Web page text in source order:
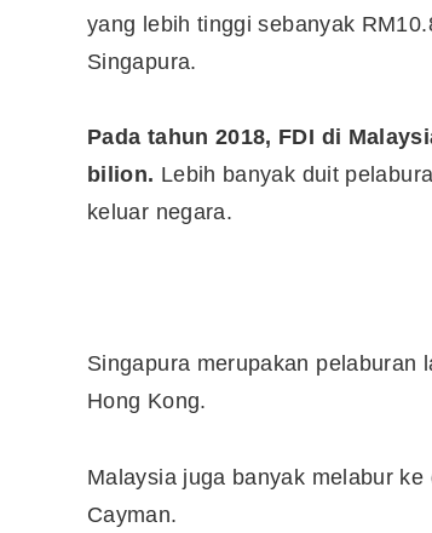
yang lebih tinggi sebanyak
Singapura.
Pada tahun 2018, FDI di
bilion. Lebih banyak duit
keluar negara.
Singapura merupakan pelaburan
Hong Kong.
Malaysia juga banyak melabur
Cayman.